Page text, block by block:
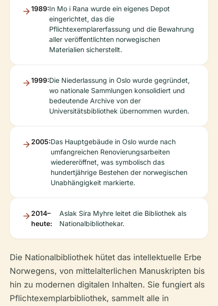
1989:In Mo i Rana wurde ein eigenes Depot
eingerichtet, das die
Pflichtexemplarerfassung und die Bewahrung
aller veröffentlichten norwegischen
Materialien sicherstellt.
1999:Die Niederlassung in Oslo wurde gegründet,
wo nationale Sammlungen konsolidiert und
bedeutende Archive von der
Universitätsbibliothek übernommen wurden.
2005:Das Hauptgebäude in Oslo wurde nach
umfangreichen Renovierungsarbeiten
wiedereröffnet, was symbolisch das
hundertjährige Bestehen der norwegischen
Unabhängigkeit markierte.
2014–
heute:
Aslak Sira Myhre leitet die Bibliothek als
Nationalbibliothekar.
Die Nationalbibliothek hütet das intellektuelle Erbe
Norwegens, von mittelalterlichen Manuskripten bis
hin zu modernen digitalen Inhalten. Sie fungiert als
Pflichtexemplarbibliothek, sammelt alle in